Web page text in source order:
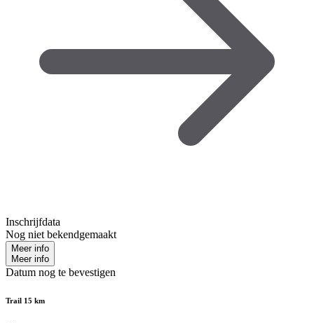
Inschrijfdata
Nog niet bekendgemaakt
Meer info
Meer info
Datum nog te bevestigen
Trail 15 km